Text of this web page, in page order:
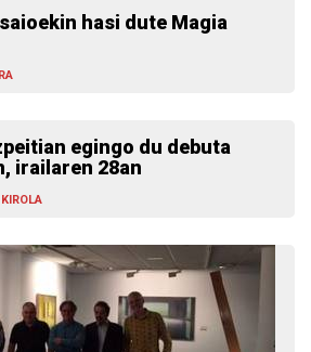
hasi dute Magia
egingo du debuta
irailaren 28an
KIROLA